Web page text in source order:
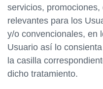
servicios,
relevantes para los
y/o convencionales, en
Usuario así lo
la casilla
dicho tratamiento.